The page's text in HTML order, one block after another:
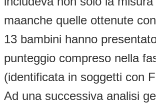
maanche quelle ottenute
13 bambini hanno
punteggio compreso nella
(identificata in soggetti con
Ad una successiva analisi